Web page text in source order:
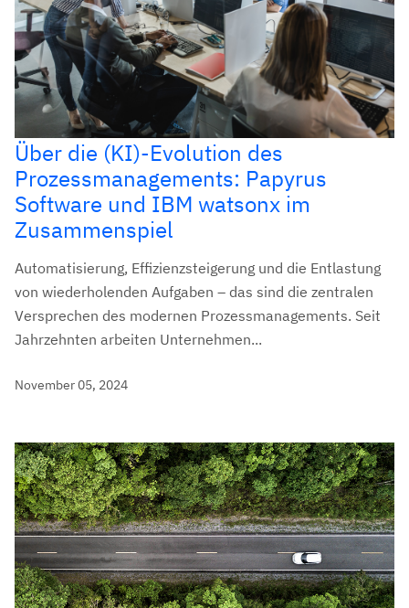
Über die (KI)-Evolution des
Prozessmanagements: Papyrus
Software und IBM watsonx im
Zusammenspiel
Automatisierung, Effizienzsteigerung und die Entlastung
von wiederholenden Aufgaben – das sind die zentralen
Versprechen des modernen Prozessmanagements. Seit
Jahrzehnten arbeiten Unternehmen...
November 05, 2024